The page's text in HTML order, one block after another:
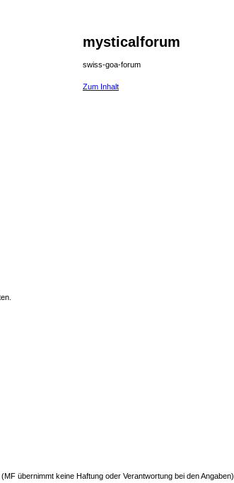
mysticalforum
swiss-goa-forum
Zum Inhalt
übernimmt keine Haftung oder Verantwortung bei den Angaben)